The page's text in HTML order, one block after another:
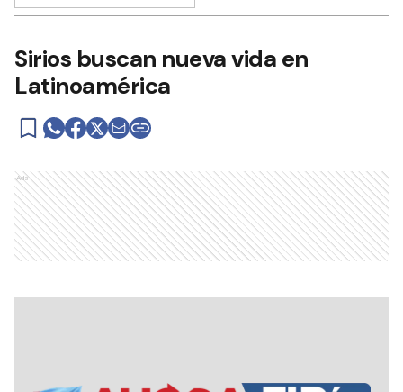
Sirios buscan nueva vida en
Latinoamérica
Ads